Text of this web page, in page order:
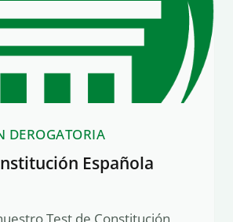
DEROGATORIA
Española
Test de Constitución